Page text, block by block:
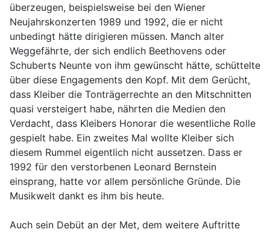
überzeugen, beispielsweise bei den Wiener
Neujahrskonzerten 1989 und 1992, die er nicht
unbedingt hätte dirigieren müssen. Manch alter
Weggefährte, der sich endlich Beethovens oder
Schuberts Neunte von ihm gewünscht hätte, schüttelte
über diese Engagements den Kopf. Mit dem Gerücht,
dass Kleiber die Tonträgerrechte an den Mitschnitten
quasi versteigert habe, nährten die Medien den
Verdacht, dass Kleibers Honorar die wesentliche Rolle
gespielt habe. Ein zweites Mal wollte Kleiber sich
diesem Rummel eigentlich nicht aussetzen. Dass er
1992 für den verstorbenen Leonard Bernstein
einsprang, hatte vor allem persönliche Gründe. Die
Musikwelt dankt es ihm bis heute.
Auch sein Debüt an der Met, dem weitere Auftritte